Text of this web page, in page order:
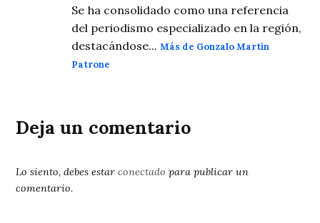
Se ha consolidado como una referencia
del periodismo especializado en la región,
destacándose...Más de Gonzalo Martín
Patrone
Deja un comentario
Lo siento, debes estarconectado para publicar un
comentario.